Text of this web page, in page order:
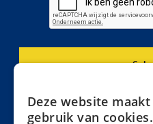
Deze website maakt
gebruik van cookies.